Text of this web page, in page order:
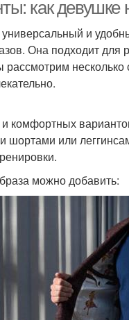
как девушке
и
Она подходит
комфортных
шортами или
можно добавить: